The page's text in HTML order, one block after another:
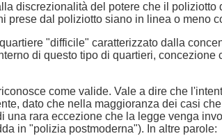
discrezionalità del potere che il
dal poliziotto siano in linea o meno
"difficile" caratterizzato dalla
di questo tipo di quartieri, concezione
come valide. Vale a dire che
dato che nella maggioranza dei casi
rara eccezione che la legge venga
in "polizia postmoderna"). In altre parole: